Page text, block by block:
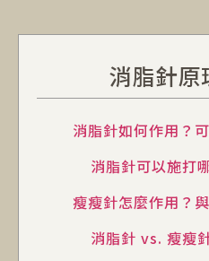
消脂針原
消脂針如何作用？
消脂針可以施打
瘦瘦針怎麼作用？
消脂針 vs. 瘦瘦